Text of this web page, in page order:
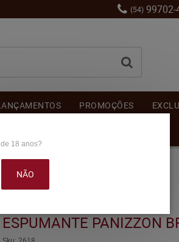
(54) 99702-
PROMOÇÕES
ESPUMANTE PANIZZON
18 anos?
NÃO